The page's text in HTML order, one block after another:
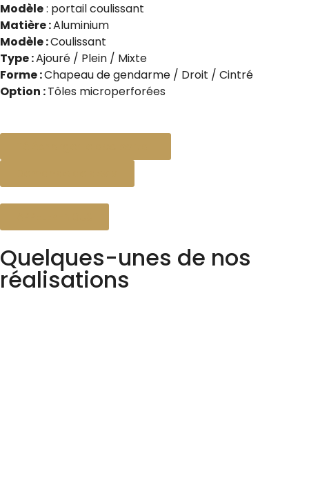
Modèle: portail coulissant
Matière :Aluminium
Modèle :Coulissant
Type :Ajouré / Plein / Mixte
Forme :Chapeau de gendarme / Droit / Cintré
Option :Tôles microperforées
Quelques-unes de nos
réalisations